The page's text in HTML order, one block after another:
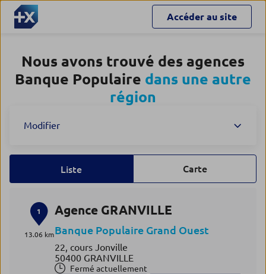
Accéder au site
Nous avons trouvé des agences
Banque Populaire dans une autre
région
Modifier
Liste Carte
1
13.06 km
Agence GRANVILLE
Banque Populaire Grand Ouest
22, cours Jonville
50400 GRANVILLE
Fermé actuellement